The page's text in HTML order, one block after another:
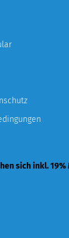
sich inkl. 19%